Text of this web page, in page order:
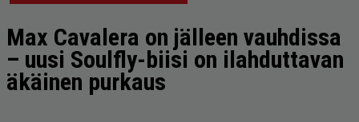
Max Cavalera on jälleen vauhdissa
– uusi Soulfly-biisi on ilahduttavan
äkäinen purkaus